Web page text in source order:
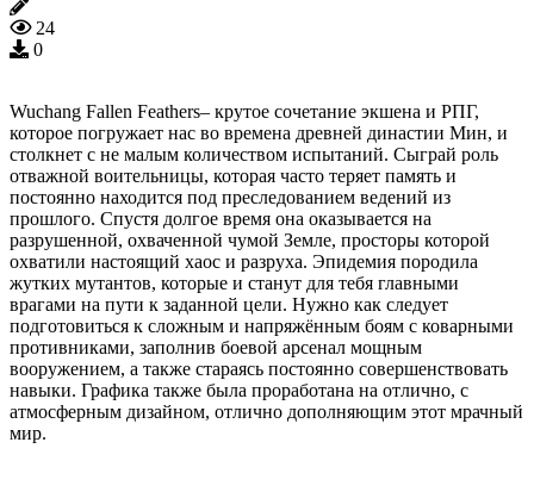
24
0
Wuchang Fallen Feathers– крутое сочетание экшена и РПГ,
которое погружает нас во времена древней династии Мин, и
столкнет с не малым количеством испытаний. Сыграй роль
отважной воительницы, которая часто теряет память и
постоянно находится под преследованием ведений из
прошлого. Спустя долгое время она оказывается на
разрушенной, охваченной чумой Земле, просторы которой
охватили настоящий хаос и разруха. Эпидемия породила
жутких мутантов, которые и станут для тебя главными
врагами на пути к заданной цели. Нужно как следует
подготовиться к сложным и напряжённым боям с коварными
противниками, заполнив боевой арсенал мощным
вооружением, а также стараясь постоянно совершенствовать
навыки. Графика также была проработана на отлично, с
атмосферным дизайном, отлично дополняющим этот мрачный
мир.